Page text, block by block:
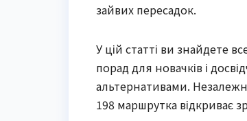
зайвих пересадок.
У цій статті ви знайдете
порад для новачків і
альтернативами.
198 маршрутка відкриває